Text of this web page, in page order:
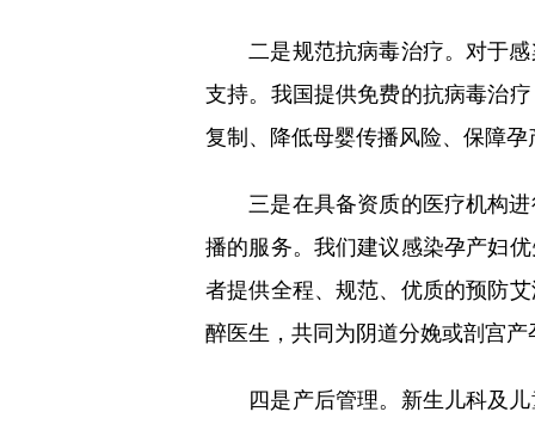
二是规范抗病毒治疗。对于感
支持。我国提供免费的抗病毒治
复制、降低母婴传播风险、保障
三是在具备资质的医疗机构进
播的服务。我们建议感染孕产妇
者提供全程、规范、优质的预防
醉医生，共同为阴道分娩或剖宫
四是产后管理。新生儿科及儿